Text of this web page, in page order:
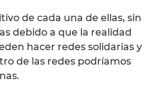
de cada una de ellas, sin
debido a que la realidad
hacer redes solidarias y
de las redes podríamos